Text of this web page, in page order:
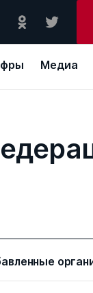
Медиа